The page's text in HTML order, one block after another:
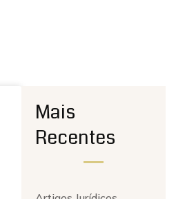
Mais
Recentes